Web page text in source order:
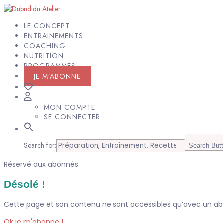
LE CONCEPT
ENTRAINEMENTS
COACHING
NUTRITION
PROGRAMMES
JE M’ABONNE
MON COMPTE
SE CONNECTER
Search for: Search
Réservé aux abonnés
Désolé !
Cette page et son contenu ne sont accessibles qu’avec un